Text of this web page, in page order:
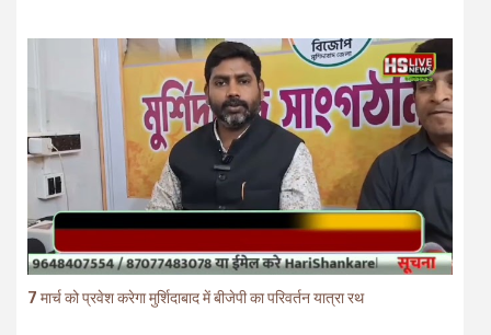
7 मार्च को प्रवेश करेगा मुर्शिदाबाद में बीजेपी का परिवर्तन यात्रा रथ